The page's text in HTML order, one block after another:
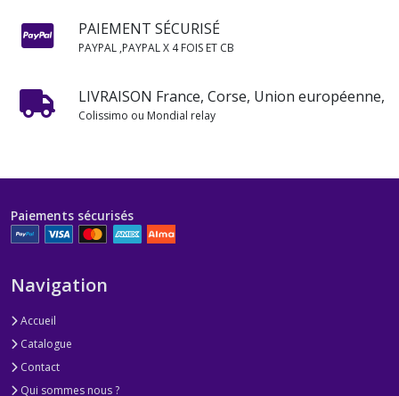
PAIEMENT SÉCURISÉ
PAYPAL ,PAYPAL X 4 FOIS ET CB
LIVRAISON France, Corse, Union européenne,
Colissimo ou Mondial relay
Paiements sécurisés
Navigation
Accueil
Catalogue
Contact
Qui sommes nous ?